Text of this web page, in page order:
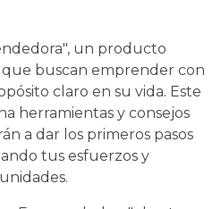
un producto
buscan emprender con
claro en su vida. Este
herramientas y consejos
a dar los primeros pasos
tus esfuerzos y